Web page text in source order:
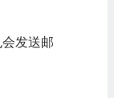
发送邮